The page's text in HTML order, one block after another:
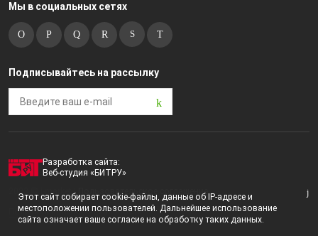
Мы в социальных сетях
Подписывайтесь на рассылку
Разработка сайта:
Веб-студия «БИТРУ»
2023 © i-market |
Пользовательское соглашение
Политика конфиденциальности
Этот сайт собирает cookie-файлы, данные об IP-адресе и
местоположении пользователей. Дальнейшее использование
сайта означает ваше согласие на обработку таких данных.